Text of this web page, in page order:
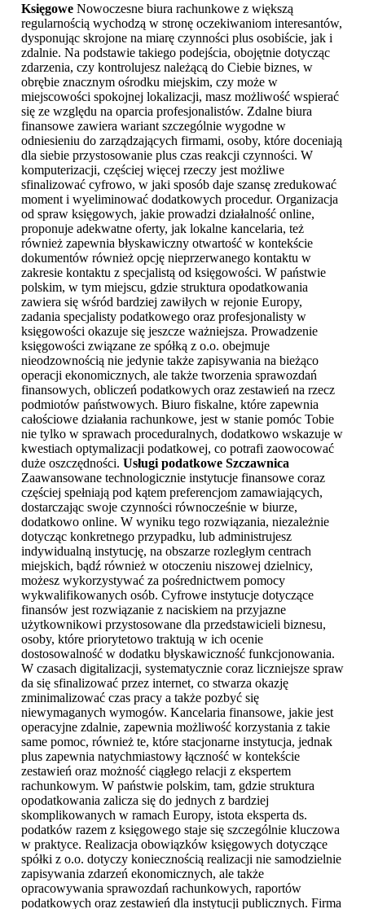
Księgowe Nowoczesne biura rachunkowe z większą
regularnością wychodzą w stronę oczekiwaniom interesantów,
dysponując skrojone na miarę czynności plus osobiście, jak i
zdalnie. Na podstawie takiego podejścia, obojętnie dotycząc
zdarzenia, czy kontrolujesz należącą do Ciebie biznes, w
obrębie znacznym ośrodku miejskim, czy może w
miejscowości spokojnej lokalizacji, masz możliwość wspierać
się ze względu na oparcia profesjonalistów. Zdalne biura
finansowe zawiera wariant szczególnie wygodne w
odniesieniu do zarządzających firmami, osoby, które doceniają
dla siebie przystosowanie plus czas reakcji czynności. W
komputerizacji, częściej więcej rzeczy jest możliwe
sfinalizować cyfrowo, w jaki sposób daje szansę zredukować
moment i wyeliminować dodatkowych procedur. Organizacja
od spraw księgowych, jakie prowadzi działalność online,
proponuje adekwatne oferty, jak lokalne kancelaria, też
również zapewnia błyskawiczny otwartość w kontekście
dokumentów również opcję nieprzerwanego kontaktu w
zakresie kontaktu z specjalistą od księgowości. W państwie
polskim, w tym miejscu, gdzie struktura opodatkowania
zawiera się wśród bardziej zawiłych w rejonie Europy,
zadania specjalisty podatkowego oraz profesjonalisty w
księgowości okazuje się jeszcze ważniejsza. Prowadzenie
księgowości związane ze spółką z o.o. obejmuje
nieodzownością nie jedynie także zapisywania na bieżąco
operacji ekonomicznych, ale także tworzenia sprawozdań
finansowych, obliczeń podatkowych oraz zestawień na rzecz
podmiotów państwowych. Biuro fiskalne, które zapewnia
całościowe działania rachunkowe, jest w stanie pomóc Tobie
nie tylko w sprawach proceduralnych, dodatkowo wskazuje w
kwestiach optymalizacji podatkowej, co potrafi zaowocować
duże oszczędności. Usługi podatkowe Szczawnica
Zaawansowane technologicznie instytucje finansowe coraz
częściej spełniają pod kątem preferencjom zamawiających,
dostarczając swoje czynności równocześnie w biurze,
dodatkowo online. W wyniku tego rozwiązania, niezależnie
dotycząc konkretnego przypadku, lub administrujesz
indywidualną instytucję, na obszarze rozległym centrach
miejskich, bądź również w otoczeniu niszowej dzielnicy,
możesz wykorzystywać za pośrednictwem pomocy
wykwalifikowanych osób. Cyfrowe instytucje dotyczące
finansów jest rozwiązanie z naciskiem na przyjazne
użytkownikowi przystosowane dla przedstawicieli biznesu,
osoby, które priorytetowo traktują w ich ocenie
dostosowalność w dodatku błyskawiczność funkcjonowania.
W czasach digitalizacji, systematycznie coraz liczniejsze spraw
da się sfinalizować przez internet, co stwarza okazję
zminimalizować czas pracy a także pozbyć się
niewymaganych wymogów. Kancelaria finansowe, jakie jest
operacyjne zdalnie, zapewnia możliwość korzystania z takie
same pomoc, również te, które stacjonarne instytucja, jednak
plus zapewnia natychmiastowy łączność w kontekście
zestawień oraz możność ciągłego relacji z ekspertem
rachunkowym. W państwie polskim, tam, gdzie struktura
opodatkowania zalicza się do jednych z bardziej
skomplikowanych w ramach Europy, istota eksperta ds.
podatków razem z księgowego staje się szczególnie kluczowa
w praktyce. Realizacja obowiązków księgowych dotyczące
spółki z o.o. dotyczy koniecznością realizacji nie samodzielnie
zapisywania zdarzeń ekonomicznych, ale także
opracowywania sprawozdań rachunkowych, raportów
podatkowych oraz zestawień dla instytucji publicznych. Firma